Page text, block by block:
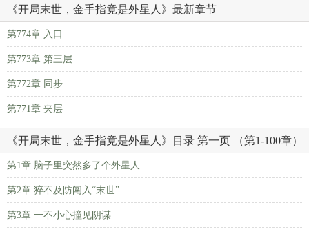
《开局末世，金手指竟是外星人》最新章节
第774章 入口
第773章 第三层
第772章 同步
第771章 夹层
《开局末世，金手指竟是外星人》目录 第一页 （第1-100章）
第1章 脑子里突然多了个外星人
第2章 猝不及防闯入“末世”
第3章 一不小心撞见阴谋